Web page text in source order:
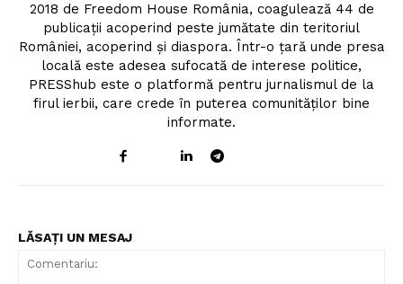
2018 de Freedom House România, coagulează 44 de
publicații acoperind peste jumătate din teritoriul
României, acoperind și diaspora. Într-o țară unde presa
locală este adesea sufocată de interese politice,
PRESShub este o platformă pentru jurnalismul de la
firul ierbii, care crede în puterea comunităților bine
informate.
LĂSAȚI UN MESAJ